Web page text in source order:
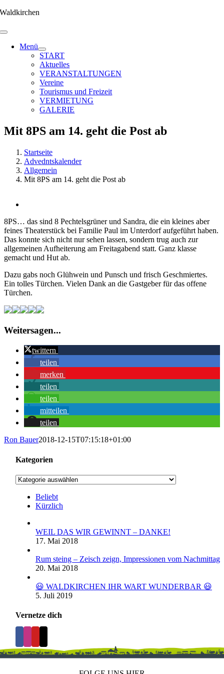
Zum
springen
Waldkirchen
Menü
START
Aktuelles
VERANSTALTUNGEN
Vereine
Tourismus und Freizeit
VERMIETUNG
GALERIE
Mit 8PS am 14. geht die Post ab
Startseite
Advedntskalender
Allgemein
Mit 8PS am 14. geht die Post ab
Bild
8PS… das sind 8 Pechtelsgrüner und Sandra, die ein kleines aber
feines Theaterstück bei Familie Paul im Unterdorf aufgeführt haben.
Das konnte sich nicht nur sehen lassen, sondern trug auch zur
allgemeinen Aufheiterung am Freitagabend statt. Ganz klasse
gemacht und Hut ab.
Dazu gabs noch Glühwein und Punsch und frisch Geschmiertes.
Ein tolles Türchen. Vielen Dank an die Gastgeber für das offene
Türchen.
Weitersagen...
twittern
teilen
merken
teilen
teilen
mitteilen
teilen
Ron Bauer2018-12-15T07:15:18+01:00
Kategorien
Kategorien
Beliebt
Kürzlich
WEIL DAS WIR GEWINNT – DANKE!
17. Mai 2018
Rum steing – Zeisch zeign, Impressionen vom Nachmittag
20. Mai 2018
😃 WALDKIRCHEN IHR WART WUNDERBAR 😃
5. Juli 2019
Vernetze dich